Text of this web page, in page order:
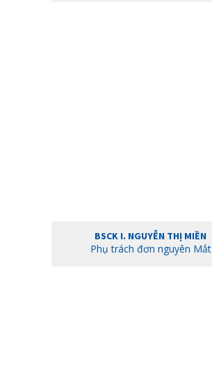
BSCK I. NGUYỄN THỊ MIỀN
Phụ trách đơn nguyên Mắt